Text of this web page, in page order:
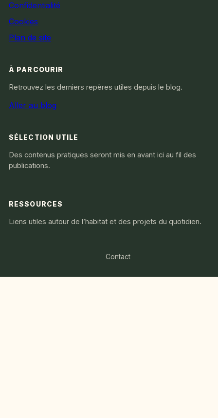
Confidentialité
Cookies
Plan de site
À PARCOURIR
Retrouvez les derniers repères utiles depuis le blog.
Aller au blog
SÉLECTION UTILE
Des contenus pratiques seront mis en avant ici au fil des
publications.
RESSOURCES
Liens utiles autour de l’habitat et des projets du quotidien.
Contact